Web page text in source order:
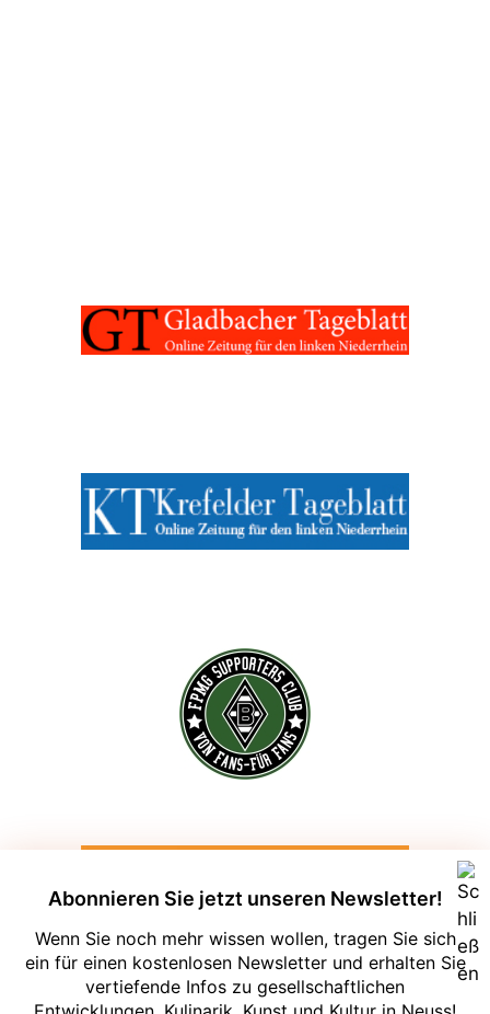
Abonnieren Sie jetzt unseren Newsletter!
Wenn Sie noch mehr wissen wollen, tragen Sie sich
ein für einen kostenlosen Newsletter und erhalten Sie
vertiefende Infos zu gesellschaftlichen